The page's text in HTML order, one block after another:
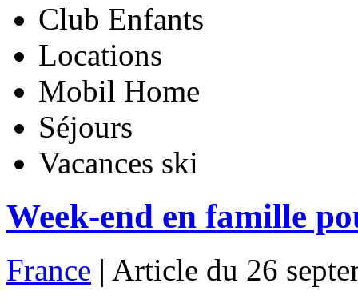
Club Enfants
Locations
Mobil Home
Séjours
Vacances ski
Week-end en famille
France | Article du 26